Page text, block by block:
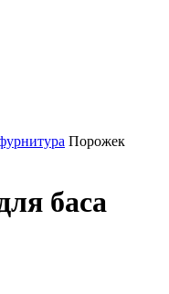
Порожек
баса